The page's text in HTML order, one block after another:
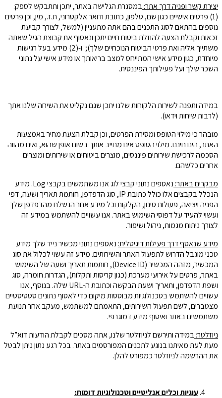
יצירת קשר ופניה דרך אתר:במסגרת הגלישה באתר, יתכן ותתבקש לספק:
(1) פרטים אישיים כגון שם, טלפון, כתובת ודואר אלקטרוני, ת.ז., מין, וכן פרטים
נוספים בהתאם לסוג התכנים בהם אתה מתעניין (למשל, לצורך קביעת
זכאות וקבלת הצעה להוזלת ביטוח חיים יתכן ונאסוף את קבוצת הגיל שאתה
משתייך אליה ואת פרטי הביטוח הנוכחיים שלך);
ו-(2) מידע בעל רגישות
מיוחדת, כגון מידע אישי המתייחס למצב בריאותך או מידע אישי על נתוני
השכר שלך ועל פעילותך הפיננסית.
במידה ותפנה לשירות הלקוחות שלנו יתכן שגם נקליט את השיחה שלנו אתך
(לרבות שיחות וידאו).
מובהר כי מילוי הטופס ומסירת הפרטים, וכן קבלת הצעת מחיר באמצעות
האתר, הינו חינם. מילוי הטופס אינו מחייב אותך בשום אופן שהוא, ואינו מהווה
הסכמה לרכישת שירותים פיננסים, מוצרים ביטוחים או שירותים ומוצרים
אחרים כלשהם.
מבקרים באתר:
נאספים נתוני קבצי לוג אנו משתמשים בקבצי Log. מידע
הנכלל בקבצים אלו כולל כתובת IP, סוג הדפדפן, חותמת תאריך ושעה, דפי
הפניה ויציאה, פעולות סינון, הקלקות וכל מידע אחר הנשלח מהדפדפן שלך
ועשוי להעיד על דפוסי השימוש באתר. אנו עשויים להשתמש במידע זה
לצורך ניתוח מגמות, ניהול ושיפור.
מידע שנאסף דרך פעילות דיגיטלית: נאספים נתוני מכשיר נייד שלך מידע
טכני מוגבל הדרוש לתפעול האתר והשירותים. מידע זה עשוי לכלול את סוג
המכשיר, מזהה המכשיר (Device ID), חותמות תאריך ושעה של השימוש
באתר, פרטים על אירועי מערכת (כגון קריסות ותקלות), הגדרות חומרה, סוג
ושפת הדפדפן, ותאריך ושעת הבקשה וכתובת ה-URL שלה. בנוסף, אנו
עשויים להשתמש בטכנולוגיות מבוססות מיקום כדי לאסוף נתונים סטטיסטיים
מצטברים, לשם תפעול השירותים, התאמתם למשתמש, מעקב אחר תנועת
משתמשים באתר ואיסוף מידע דמוגרפי.
ניוזלטר:במידה ותירשם לניוזלטר שלנו, אתה מסכים לקבלת הודעות דוא”ל
מעת לעת מאיתנו בנוגע לתכנים המפורסמים באתר. בכל רגע נתון ניתן לבטל
את ההרשמה לניוזלטר כמפורט להלן.
עוגיות וכלים אנליטיים וטכנולוגיות דומות: